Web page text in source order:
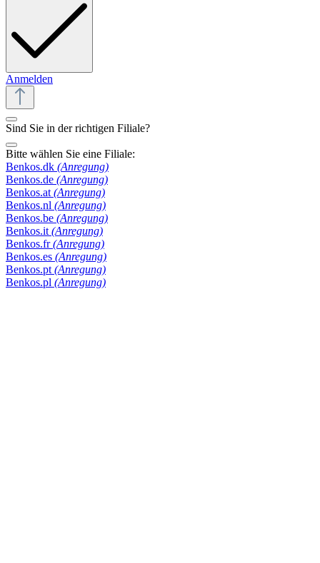
Anmelden
Sind Sie in der richtigen Filiale?
Bitte wählen Sie eine Filiale:
Benkos.dk (Anregung)
Benkos.de (Anregung)
Benkos.at (Anregung)
Benkos.nl (Anregung)
Benkos.be (Anregung)
Benkos.it (Anregung)
Benkos.fr (Anregung)
Benkos.es (Anregung)
Benkos.pt (Anregung)
Benkos.pl (Anregung)